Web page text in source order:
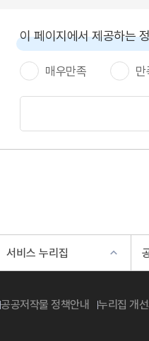
이 페이지에서 제공하는
매우만족 만
서비스 누리집
공공저작물 정책안내 누리집 개